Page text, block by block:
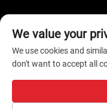
कॉपीराइट © 2026 शेन्ज़ेन i-Like
We value your
We use cookies and
don't want to accept all